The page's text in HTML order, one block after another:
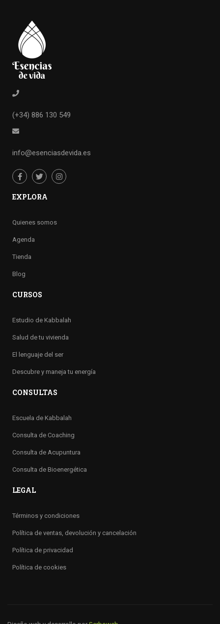
(+34) 886 130 549
info@esenciasdevida.es
EXPLORA
Quienes somos
Agenda
Tienda
Blog
CURSOS
Estudio de Kabbalah
Salud de tu vivienda
El lenguaje del ser
Descubre y maneja tu energía
CONSULTAS
Escuela de Kabbalah
Consulta de Coaching
Consulta de Acupuntura
Consulta de Bioenergética
LEGAL
Términos y condiciones
Política de ventas, devolución y cancelación
Política de privacidad
Política de cookies